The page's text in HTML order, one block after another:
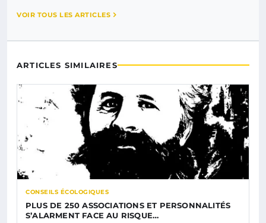
VOIR TOUS LES ARTICLES
ARTICLES SIMILAIRES
CONSEILS ÉCOLOGIQUES
PLUS DE 250 ASSOCIATIONS ET PERSONNALITÉS
S’ALARMENT FACE AU RISQUE…